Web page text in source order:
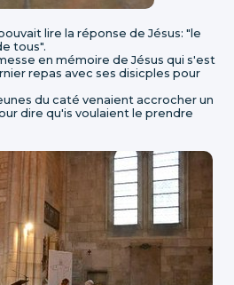
lire la réponse de Jésus: "le
tous".
en mémoire de Jésus qui s'est
repas avec ses disicples pour
du caté venaient accrocher un
dire qu'is voulaient le prendre